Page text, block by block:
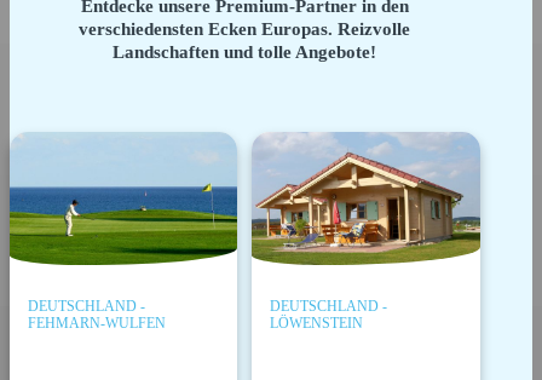
Entdecke unsere Premium-Partner in den
verschiedensten Ecken Europas. Reizvolle
Landschaften und tolle Angebote!
DEUTSCHLAND -
FEHMARN-WULFEN
DEUTSCHLAND -
LÖWENSTEIN